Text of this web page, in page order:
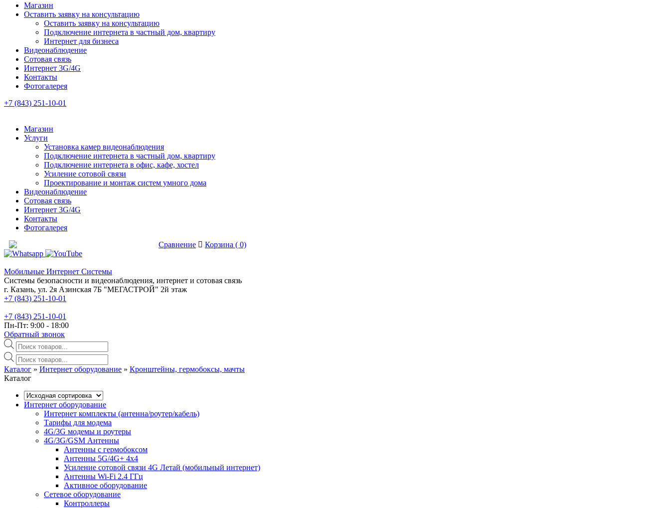
Магазин
Оставить заявку на консультацию
Оставить заявку на консультацию
Подключение интернета в частный дом, квартиру
Интернет для бизнеса
Видеонаблюдение
Сотовая связь
Интернет 3G/4G
Контакты
Фотогалерея
+7 (843) 251-10-01
Магазин
Услуги
Установка камер видеонаблюдения
Подключение интернета в частный дом, квартиру
Подключение интернета в офис, кафе, хостел
Усиление сотовой связи
Проектирование и монтаж систем умного дома
Видеонаблюдение
Сотовая связь
Интернет 3G/4G
Контакты
Фотогалерея
Сравнение Корзина ( 0)
Мобильные Интернет Системы
Системы безопасности и видеонаблюдения, интернет и сотовая связь
г. Казань, ул. 2я Азинская 7Б "МЕГАСТРОЙ" 2й этаж
+7 (843) 251-10-01
+7 (843) 251-10-01
Пн-Пт: 9:00 - 18:00
Обратный звонок
Поиск
товаров
Поиск
товаров
Каталог »‎ Интернет оборудование »‎ Кронштейны, гермобоксы, мачты
Каталог
Интернет оборудование
Интернет комплекты (антенна/роутер/кабель)
Тарифы для модема
4G/3G модемы и роутеры
4G/3G/GSM Антенны
Антенны с гермобоксом
Антенны 5G/4G+ 4x4
Усиление сотовой связи 4G Летай (мобильный интернет)
Антенны Wi-Fi 2.4 ГГц
Активное оборудование
Сетевое оборудование
Контроллеры